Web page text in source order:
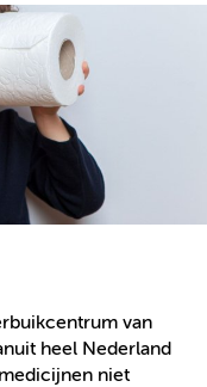
van
heel Nederland
niet